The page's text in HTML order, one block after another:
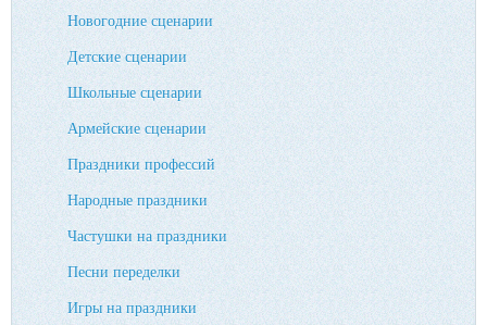
Новогодние сценарии
Детские сценарии
Школьные сценарии
Армейские сценарии
Праздники профессий
Народные праздники
Частушки на праздники
Песни переделки
Игры на праздники